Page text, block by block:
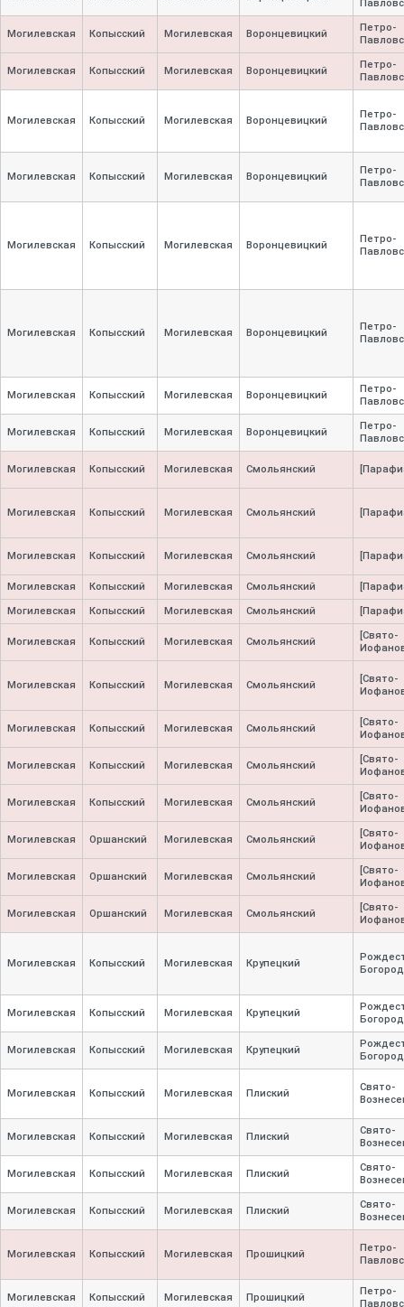
Могилевская Копысский Могилевская Воронцевицкий
Петро-
Могилевская Копысский Могилевская Воронцевицкий
Петро-
Могилевская Копысский Могилевская Воронцевицкий
Петро-
Могилевская Копысский Могилевская Воронцевицкий
Петро-
Могилевская Копысский Могилевская Воронцевицкий
Петро-
Могилевская Копысский Могилевская Воронцевицкий
Петро-
Могилевская Копысский Могилевская Воронцевицкий
Петро-
Могилевская Копысский Могилевская Воронцевицкий
Петро-
Могилевская Копысский Могилевская Смольянский
Могилевская Копысский Могилевская Смольянский
Могилевская Копысский Могилевская Смольянский
Могилевская Копысский Могилевская Смольянский
Могилевская Копысский Могилевская Смольянский
Могилевская Копысский Могилевская Смольянский
[Свято-
Могилевская Копысский Могилевская Смольянский
[Свято-
Могилевская Копысский Могилевская Смольянский
[Свято-
Могилевская Копысский Могилевская Смольянский
[Свято-
Могилевская Копысский Могилевская Смольянский
[Свято-
Могилевская Оршанский Могилевская Смольянский
[Свято-
Могилевская Оршанский Могилевская Смольянский
[Свято-
Могилевская Оршанский Могилевская Смольянский
[Свято-
Могилевская Копысский Могилевская Крупецкий
Могилевская Копысский Могилевская Крупецкий
Могилевская Копысский Могилевская Крупецкий
Могилевская Копысский Могилевская Плиский
Свято-
Могилевская Копысский Могилевская Плиский
Свято-
Могилевская Копысский Могилевская Плиский
Свято-
Могилевская Копысский Могилевская Плиский
Свято-
Могилевская Копысский Могилевская Прошицкий
Петро-
Могилевская Копысский Могилевская Прошицкий
Петро-